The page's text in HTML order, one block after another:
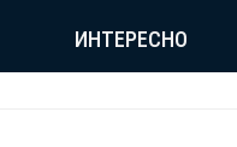
ИНТЕРЕСНО